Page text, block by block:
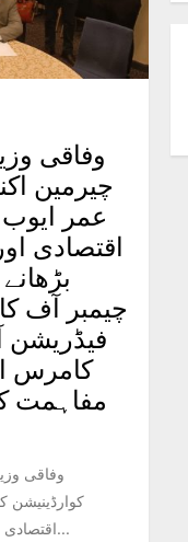
وفاقی
چیرمین
عمر
اقتصادی
چیمبر آف
فیڈریشن
کامرس
مفاہمت
وفاقی
اقتصادی اور تجارتی تعاون کو مزید بڑھانے کے لیے...